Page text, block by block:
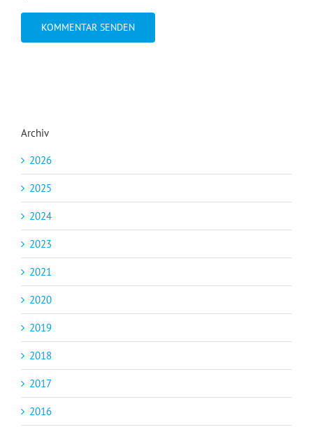
Archiv
2026
2025
2024
2023
2021
2020
2019
2018
2017
2016